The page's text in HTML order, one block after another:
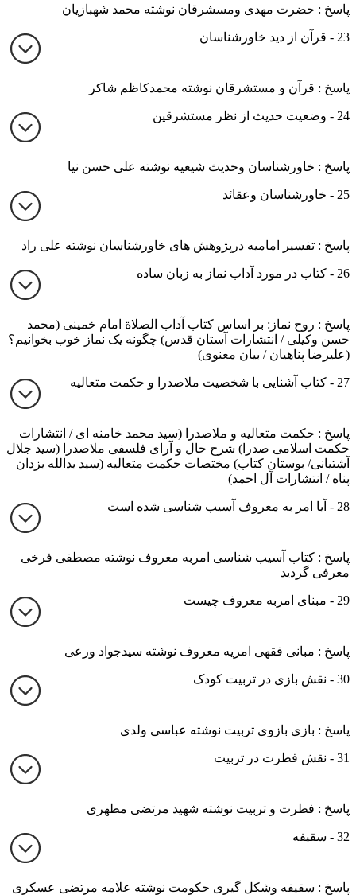
پاسخ : حضرت مهدی ومسشرقان نوشته محمد شهبازیان
23 - قرآن از دید خاورشناسان
پاسخ : قرآن و مستشرقان نوشته محمدکاظم شاکر
24 - وضعیت حدیث از نظر مستشرقین
پاسخ : خاورشناسان وحدیث شیعیه نوشته علی حسن نیا
25 - خاورشناسان وعقائد
پاسخ : تفسیر امامیه درپژوهش های خاورشناسان نوشته علی راد
26 - کتاب در مورد آداب نماز به زبان ساده
پاسخ : روح نماز: بر اساس کتاب آداب الصلاة امام خمینی (محمد
حسن وکیلی / انتشارات آستان قدس) چگونه یک نماز خوب بخوانیم؟
(علیرضا پناهیان / بیان معنوی)
27 - کتاب آشنایی با شخصیت ملاصدرا و حکمت متعالیه
پاسخ : حکمت متعالیه و ملاصدرا (سید محمد خامنه ای / انتشارات
حکمت اسلامی صدرا) شرح حال و آرای فلسفی ملاصدرا (سید جلال
آشتیانی/ بوستان کتاب) مختصات حکمت متعالیه (سید یدالله یزدان
پناه / انتشارات آل احمد)
28 - آیا امر به معروف آسیب شناسی شده است
پاسخ : کتاب آسیب شناسی امربه معروف نوشته مصطفی فرخی
معرفی گردید
29 - مبنای امربه معروف چیست
پاسخ : مبانی فقهی امریه معروف نوشته سیدجواد ورعی
30 - نقش بازی در تربیت کودک
پاسخ : بازی بازوی تربیت نوشته عباسی ولدی
31 - نقش فطرت در تربیت
پاسخ : فطرت و تربیت نوشته شهید مرتضی مطهری
32 - سقیفه
پاسخ : سقیفه وشکل گیری حکومت نوشته علامه مرتضی عسکری